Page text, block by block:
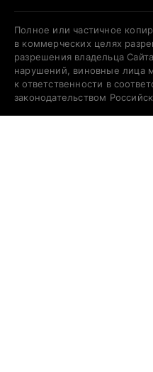
Полное или частичное
в коммерческих целях
разрешения владельца
нарушений, виновные лица
к ответственности в
законодательством